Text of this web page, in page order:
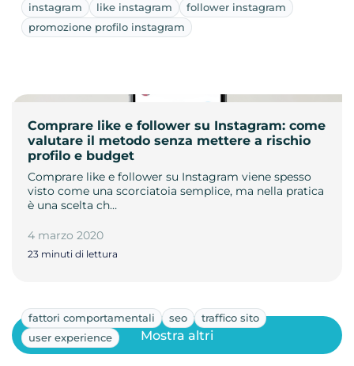
instagram like instagram
follower instagram
promozione profilo instagram
Comprare like e follower su Instagram: come
valutare il metodo senza mettere a rischio
profilo e budget
Comprare like e follower su Instagram viene spesso
visto come una scorciatoia semplice, ma nella pratica
è una scelta ch…
4 marzo 2020
23 minuti di lettura
fattori comportamentali seo
traffico sito
user experience
Mostra altri